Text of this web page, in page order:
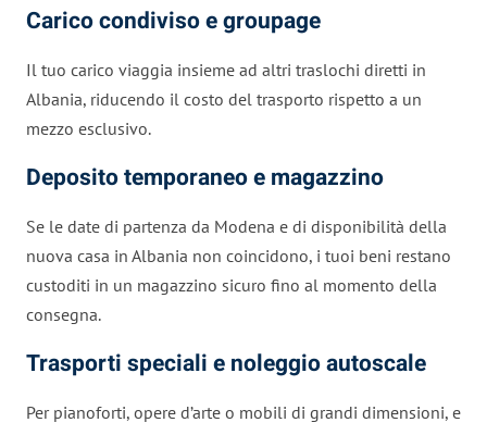
Carico condiviso e groupage
Il tuo carico viaggia insieme ad altri traslochi diretti in
Albania, riducendo il costo del trasporto rispetto a un
mezzo esclusivo.
Deposito temporaneo e magazzino
Se le date di partenza da Modena e di disponibilità della
nuova casa in Albania non coincidono, i tuoi beni restano
custoditi in un magazzino sicuro fino al momento della
consegna.
Trasporti speciali e noleggio autoscale
Per pianoforti, opere d’arte o mobili di grandi dimensioni, e